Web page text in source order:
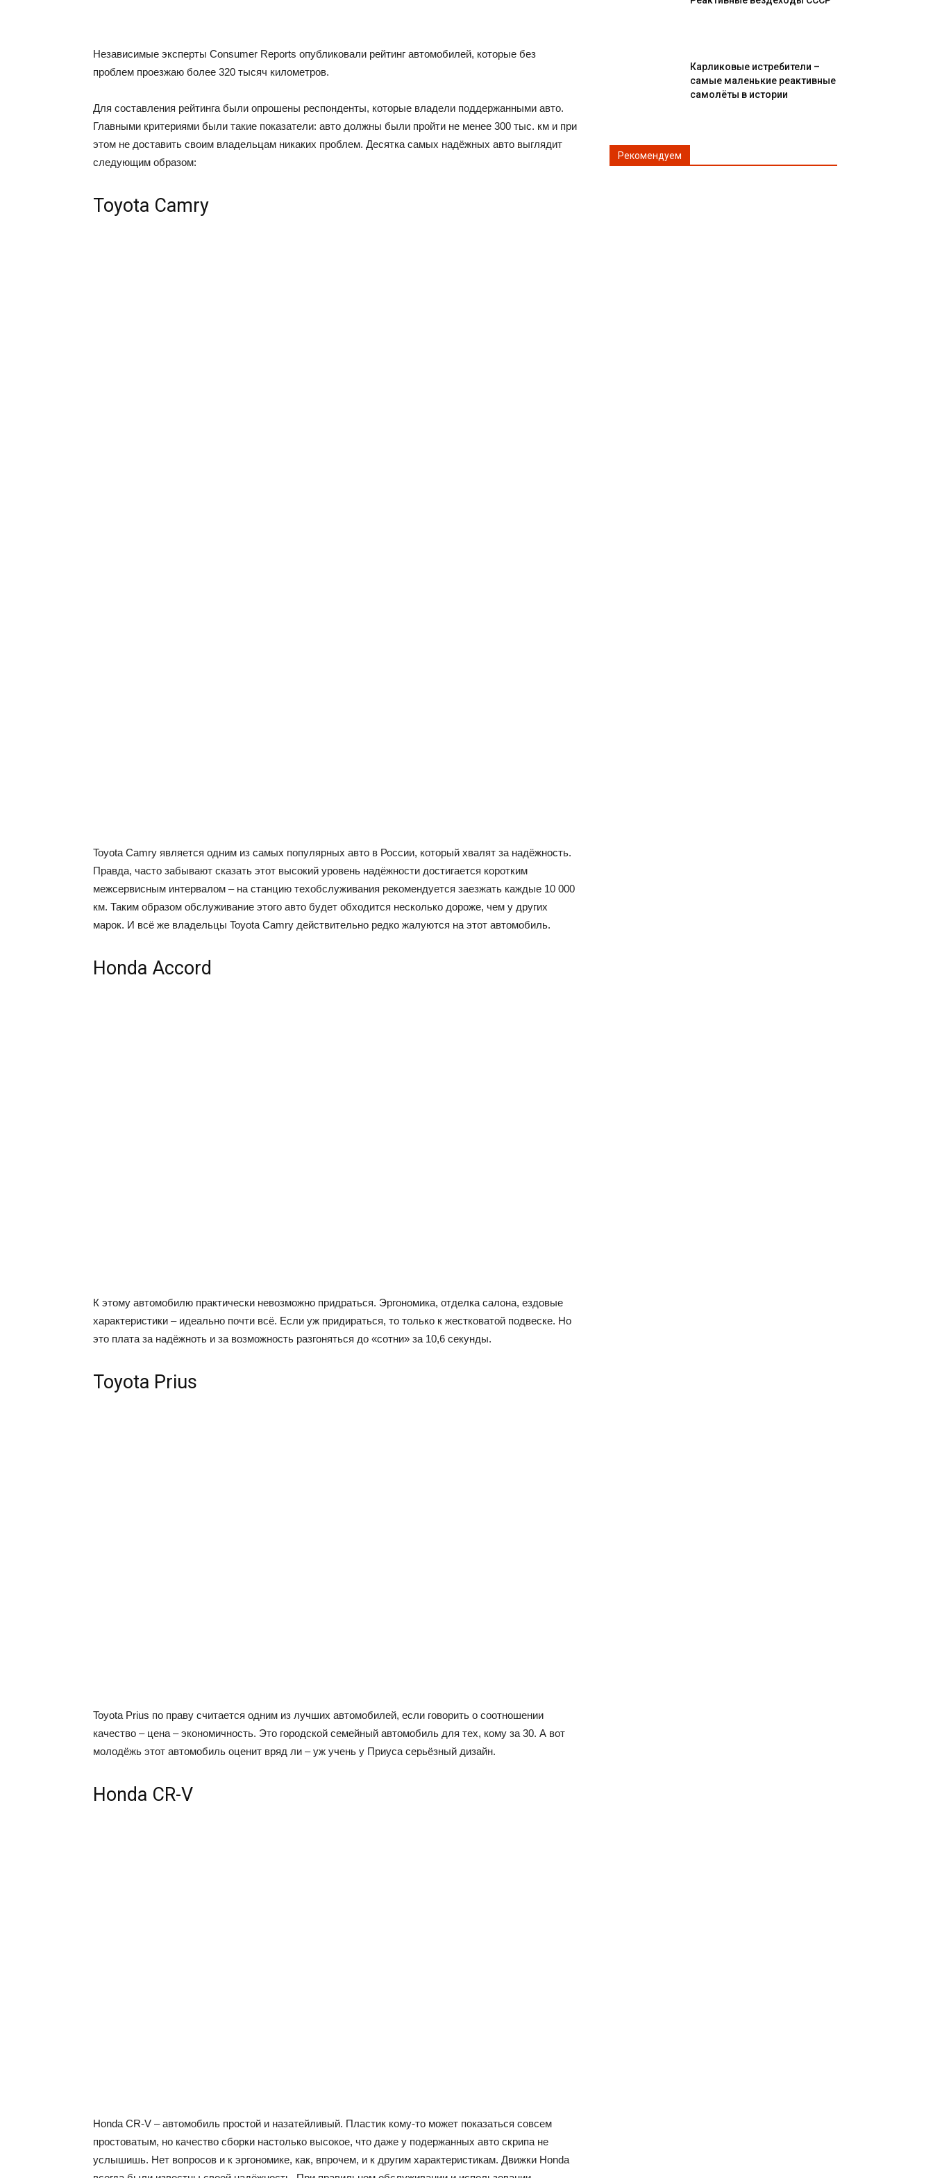
Независимые эксперты Consumer Reports опубликовали рейтинг автомобилей, которые без
проблем проезжаю более 320 тысяч километров.
Для составления рейтинга были опрошены респонденты, которые владели поддержанными авто.
Главными критериями были такие показатели: авто должны были пройти не менее 300 тыс. км и при
этом не доставить своим владельцам никаких проблем. Десятка самых надёжных авто выглядит
следующим образом:
Toyota Camry
Toyota Camry является одним из самых популярных авто в России, который хвалят за надёжность.
Правда, часто забывают сказать этот высокий уровень надёжности достигается коротким
межсервисным интервалом – на станцию техобслуживания рекомендуется заезжать каждые 10 000
км. Таким образом обслуживание этого авто будет обходится несколько дороже, чем у других
марок. И всё же владельцы Toyota Camry действительно редко жалуются на этот автомобиль.
Honda Accord
К этому автомобилю практически невозможно придраться. Эргономика, отделка салона, ездовые
характеристики – идеально почти всё. Если уж придираться, то только к жестковатой подвеске. Но
это плата за надёжноть и за возможность разгоняться до «сотни» за 10,6 секунды.
Toyota Prius
Toyota Prius по праву считается одним из лучших автомобилей, если говорить о соотношении
качество – цена – экономичность. Это городской семейный автомобиль для тех, кому за 30. А вот
молодёжь этот автомобиль оценит вряд ли – уж учень у Приуса серьёзный дизайн.
Honda CR-V
Honda CR-V – автомобиль простой и назатейливый. Пластик кому-то может показаться совсем
простоватым, но качество сборки настолько высокое, что даже у подержанных авто скрипа не
услышишь. Нет вопросов и к эргономике, как, впрочем, и к другим характеристикам. Движки Honda
Карликовые истребители –
самые маленькие реактивные
самолёты в истории
Рекомендуем